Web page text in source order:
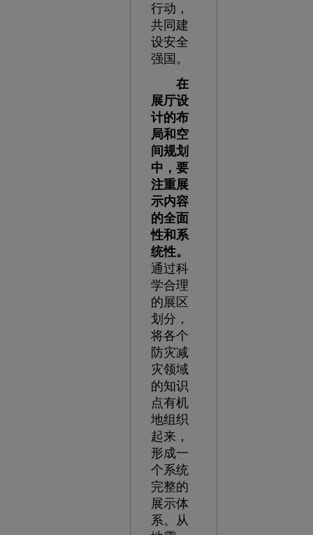
行动，
共同建
设安全
强国。
在
展厅设
计的布
局和空
间规划
中，要
注重展
示内容
的全面
性和系
统性。
通过科
学合理
的展区
划分，
将各个
防灾减
灾领域
的知识
点有机
地组织
起来，
形成一
个系统
完整的
展示体
系。从